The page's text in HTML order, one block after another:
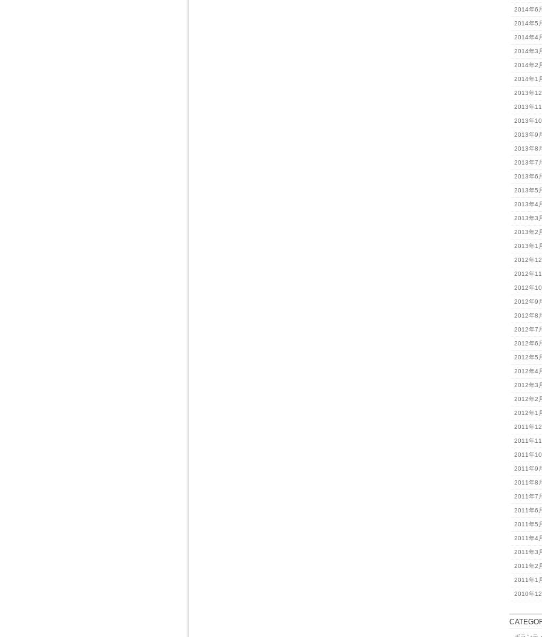
2014年6
2014年5
2014年4
2014年3
2014年2
2014年1
2013年12
2013年11
2013年10
2013年9
2013年8
2013年7
2013年6
2013年5
2013年4
2013年3
2013年2
2013年1
2012年12
2012年11
2012年10
2012年9
2012年8
2012年7
2012年6
2012年5
2012年4
2012年3
2012年2
2012年1
2011年12
2011年11
2011年10
2011年9
2011年8
2011年7
2011年6
2011年5
2011年4
2011年3
2011年2
2011年1
2010年12